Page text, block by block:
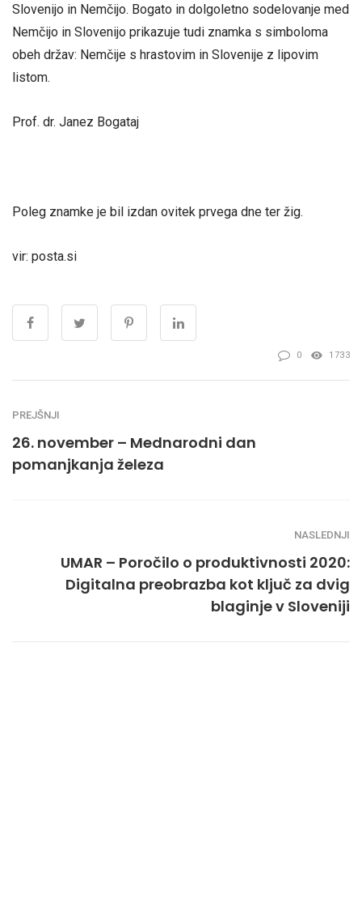
Slovenijo in Nemčijo. Bogato in dolgoletno sodelovanje med
Nemčijo in Slovenijo prikazuje tudi znamka s simboloma
obeh držav: Nemčije s hrastovim in Slovenije z lipovim
listom.
Prof. dr. Janez Bogataj
Poleg znamke je bil izdan ovitek prvega dne ter žig.
vir: posta.si
0 1733
PREJŠNJI
26. november – Mednarodni dan
pomanjkanja železa
NASLEDNJI
UMAR – Poročilo o produktivnosti 2020:
Digitalna preobrazba kot ključ za dvig
blaginje v Sloveniji